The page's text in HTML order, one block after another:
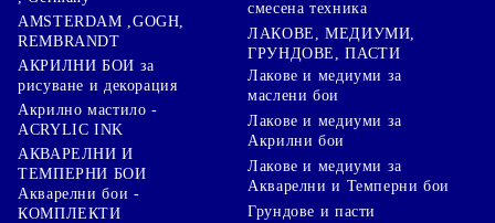
AMSTERDAM ,GOGH,
REMBRANDT
АКРИЛНИ БОИ за
рисуване и декорация
Акрилно мастило -
ACRYLIC INK
АКВАРЕЛНИ И
ТЕМПЕРНИ БОИ
Акварелни бои -
КОМПЛЕКТИ
смесена техника
ЛАКОВЕ, МЕДИУМИ,
ГРУНДОВЕ, ПАСТИ
Лакове и медиуми за
маслени бои
Лакове и медиуми за
Акрилни бои
Лакове и медиуми за
Акварелни и Темперни бои
Грундове и пасти